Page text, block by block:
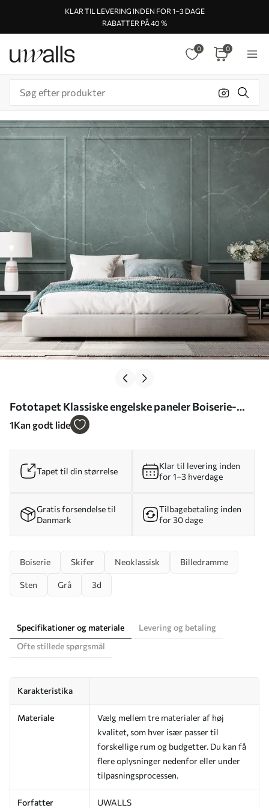
KLAR TIL LEVERING INDEN FOR 1–3 DAGE
RABATTER PÅ 40 %
0 0
Fototapet Klassiske engelske paneler Boiserie-
marmorstruktur Nr. u96929
1Kan godt lide
Tapet til din størrelse
Klar til levering inden
for 1–3 hverdage
Gratis forsendelse til
Danmark
Tilbagebetaling inden
for 30 dage
Boiserie Skifer Neoklassisk Billedramme
Sten Grå 3d
Specifikationer og materiale
Levering og betaling
Ofte stillede spørgsmål
Karakteristika
Materiale
Vælg mellem tre materialer af høj
kvalitet, som hver især passer til
forskellige rum og budgetter. Du kan få
flere oplysninger nedenfor eller under
tilpasningsprocessen.
Forfatter UWALLS